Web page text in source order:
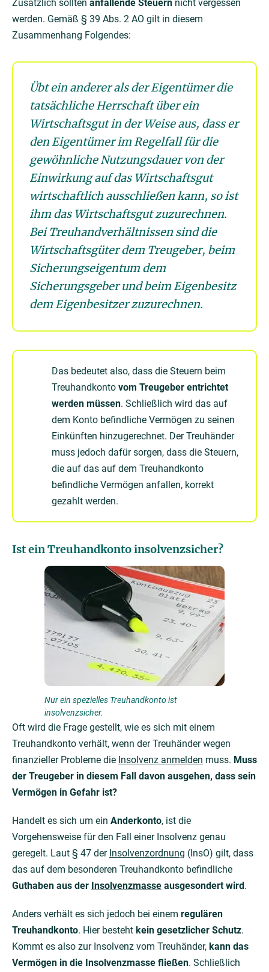
Zusätzlich sollten anfallende Steuern nicht vergessen
werden. Gemäß § 39 Abs. 2 AO gilt in diesem
Zusammenhang Folgendes:
Übt ein anderer als der Eigentümer die
tatsächliche Herrschaft über ein
Wirtschaftsgut in der Weise aus, dass er
den Eigentümer im Regelfall für die
gewöhnliche Nutzungsdauer von der
Einwirkung auf das Wirtschaftsgut
wirtschaftlich ausschließen kann, so ist
ihm das Wirtschaftsgut zuzurechnen.
Bei Treuhandverhältnissen sind die
Wirtschaftsgüter dem Treugeber, beim
Sicherungseigentum dem
Sicherungsgeber und beim Eigenbesitz
dem Eigenbesitzer zuzurechnen.
Das bedeutet also, dass die Steuern beim
Treuhandkonto vom Treugeber entrichtet
werden müssen. Schließlich wird das auf
dem Konto befindliche Vermögen zu seinen
Einkünften hinzugerechnet. Der Treuhänder
muss jedoch dafür sorgen, dass die Steuern,
die auf das auf dem Treuhandkonto
befindliche Vermögen anfallen, korrekt
gezahlt werden.
Ist ein Treuhandkonto insolvenzsicher?
Nur ein spezielles Treuhandkonto ist
insolvenzsicher.
Oft wird die Frage gestellt, wie es sich mit einem
Treuhandkonto verhält, wenn der Treuhänder wegen
finanzieller Probleme die Insolvenz anmelden muss. Muss
der Treugeber in diesem Fall davon ausgehen, dass sein
Vermögen in Gefahr ist?
Handelt es sich um ein Anderkonto, ist die
Vorgehensweise für den Fall einer Insolvenz genau
geregelt. Laut § 47 der Insolvenzordnung (InsO) gilt, dass
das auf dem besonderen Treuhandkonto befindliche
Guthaben aus der Insolvenzmasse ausgesondert wird.
Anders verhält es sich jedoch bei einem regulären
Treuhandkonto. Hier besteht kein gesetzlicher Schutz.
Kommt es also zur Insolvenz vom Treuhänder, kann das
Vermögen in die Insolvenzmasse fließen. Schließlich